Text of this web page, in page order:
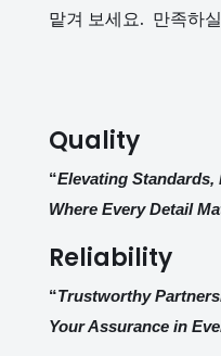
맡겨 보세요. 만족하
Quality
“Elevating Standards,
Where Every Detail
Reliability
“Trustworthy
Your Assurance in